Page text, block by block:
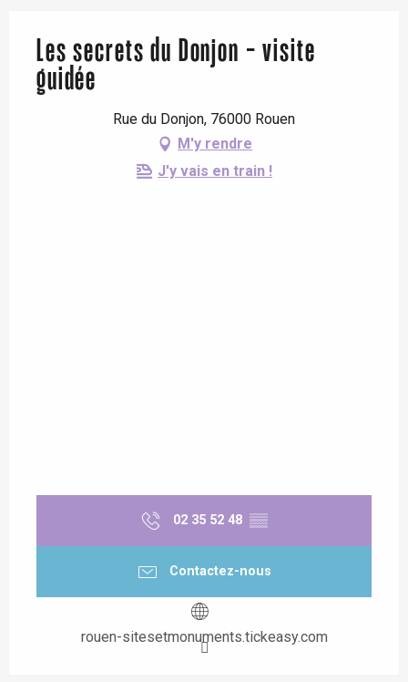
Les secrets du Donjon - visite
guidée
Rue du Donjon, 76000 Rouen
M'y rendre
J'y vais en train !
02 35 52 48 ▒▒
Contactez-nous
rouen-sitesetmonuments.tickeasy.com